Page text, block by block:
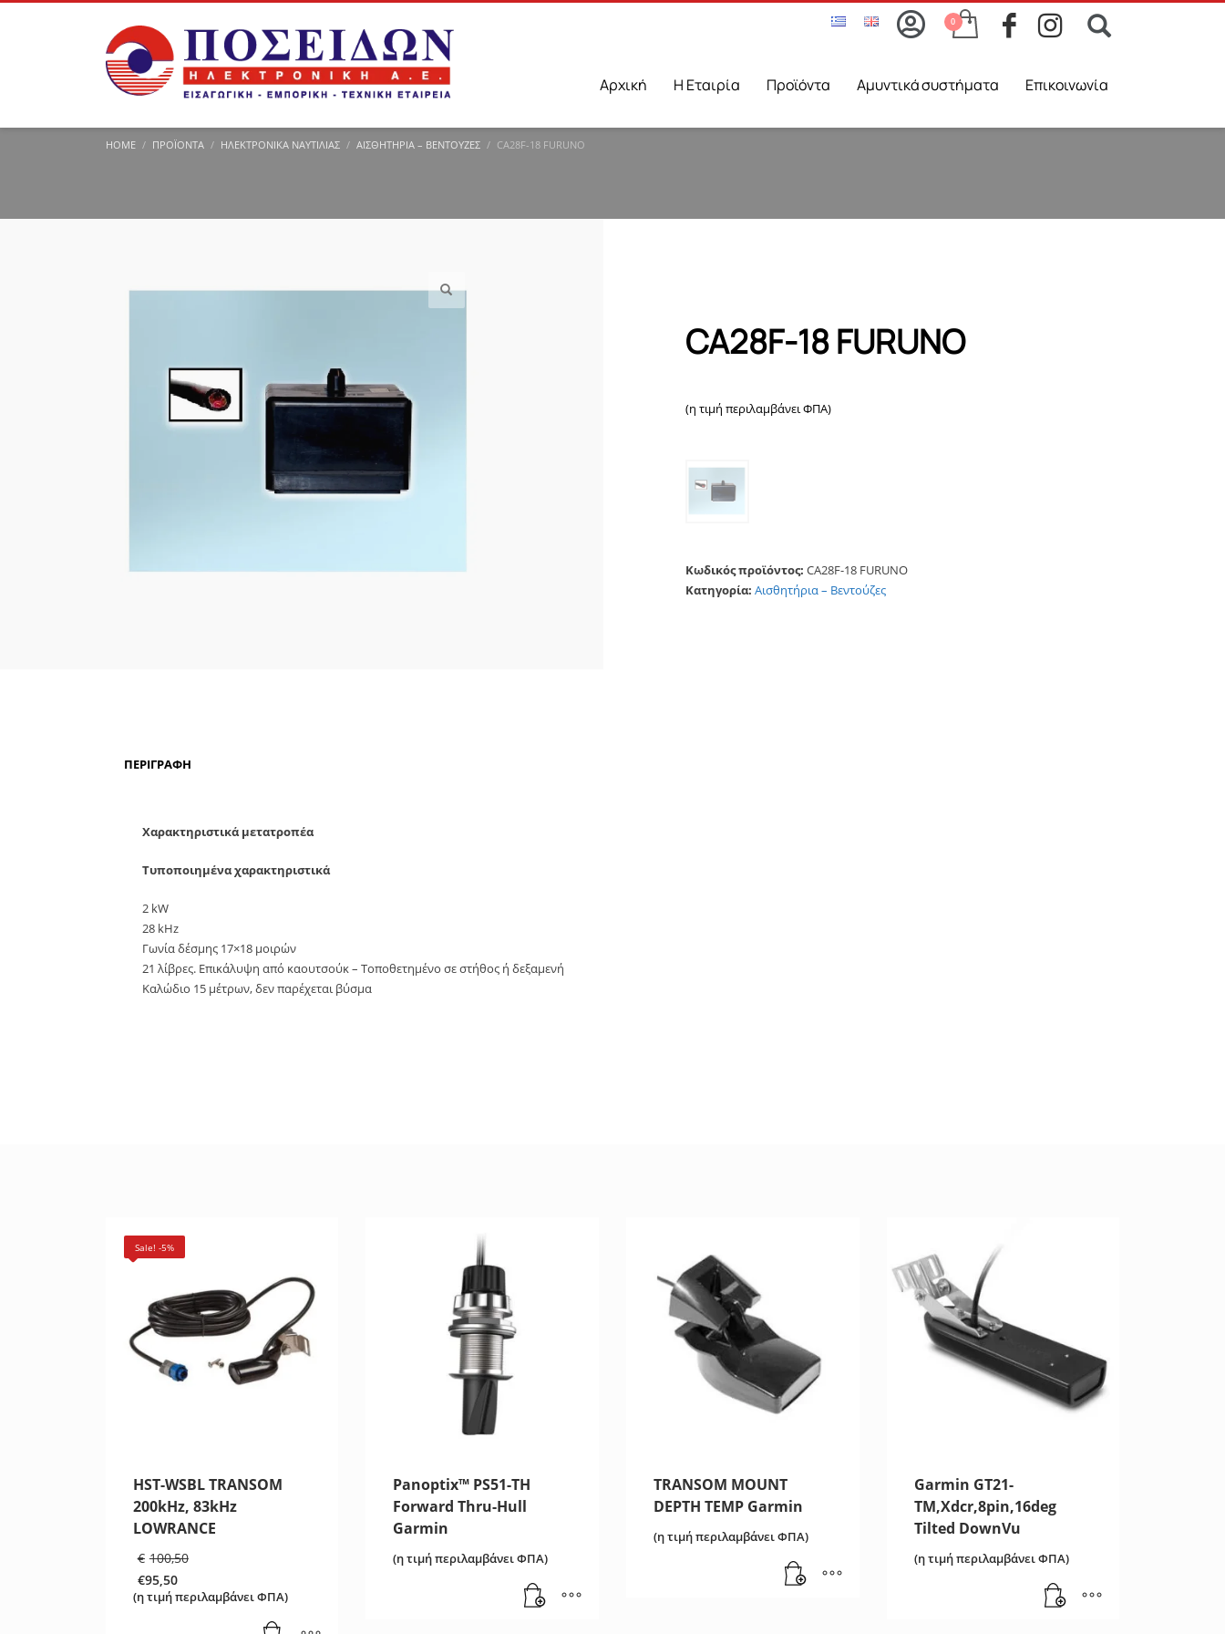
Αρχική Η Εταιρία Προϊόντα Aμυντικά συστήματα Επικοινωνία
HOME ΠΡΟΪΌΝΤΑ ΗΛΕΚΤΡΟΝΙΚΆ ΝΑΥΤΙΛΊΑΣ ΑΙΣΘΗΤΉΡΙΑ – ΒΕΝΤΟΎΖΕΣ CA28F-18 FURUNO
CA28F-18 FURUNO
(η τιμή περιλαμβάνει ΦΠΑ)
Κωδικός προϊόντος: CA28F-18 FURUNO
Κατηγορία: Αισθητήρια – Βεντούζες
ΠΕΡΙΓΡΑΦΉ
Χαρακτηριστικά μετατροπέα
Τυποποιημένα χαρακτηριστικά
2 kW
28 kHz
Γωνία δέσμης 17×18 μοιρών
21 λίβρες. Επικάλυψη από καουτσούκ – Τοποθετημένο σε στήθος ή δεξαμενή
Καλώδιο 15 μέτρων, δεν παρέχεται βύσμα
Sale! -5%
HST-WSBL TRANSOM
200kHz, 83kHz
LOWRANCE
€ 100,50
was:
€100,50.
€95,50
Η
τρέχουσα
(η τιμή περιλαμβάνει ΦΠΑ)
Panoptix™ PS51-TH
Forward Thru-Hull
Garmin
(η τιμή περιλαμβάνει ΦΠΑ)
TRANSOM MOUNT
DEPTH TEMP Garmin
(η τιμή περιλαμβάνει ΦΠΑ)
Garmin GT21-
TM,Xdcr,8pin,16deg
Tilted DownVu
(η τιμή περιλαμβάνει ΦΠΑ)